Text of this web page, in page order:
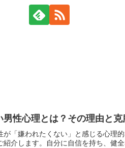
性心理とは？その理由と克
が「嫌われたくない」と感じる心理
紹介します。自分に自信を持ち、健